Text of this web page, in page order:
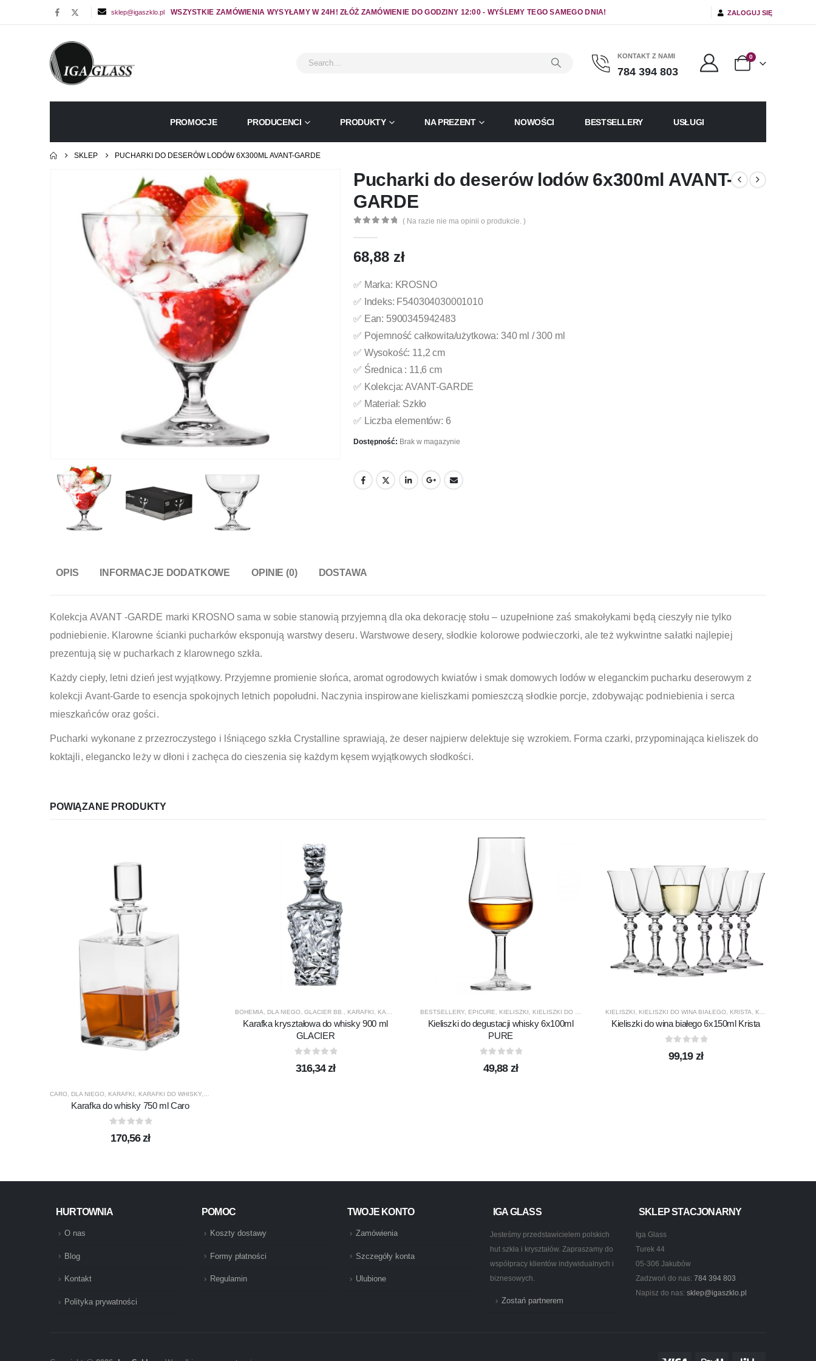
sklep@igaszklo.pl WSZYSTKIE ZAMÓWIENIA WYSYŁAMY W 24H! ZŁÓŻ ZAMÓWIENIE DO GODZINY 12:00 - WYŚLEMY TEGO SAMEGO DNIA! ZALOGUJ SIĘ
KONTAKT Z NAMI
784 394 803
0
PROMOCJE PRODUCENCI PRODUKTY NA PREZENT NOWOŚCI BESTSELLERY USŁUGI
SKLEP PUCHARKI DO DESERÓW LODÓW 6X300ML AVANT-GARDE
Pucharki do deserów lodów 6x300ml AVANT-
GARDE
( Na razie nie ma opinii o produkcie. )
68,88 zł
✅ Marka: KROSNO
✅ Indeks: F540304030001010
✅ Ean: 5900345942483
✅ Pojemność całkowita/użytkowa: 340 ml / 300 ml
✅ Wysokość: 11,2 cm
✅ Średnica : 11,6 cm
✅ Kolekcja: AVANT-GARDE
✅ Materiał: Szkło
✅ Liczba elementów: 6
Dostępność: Brak w magazynie
OPIS INFORMACJE DODATKOWE OPINIE (0) DOSTAWA
Kolekcja AVANT -GARDE marki KROSNO sama w sobie stanowią przyjemną dla oka dekorację stołu – uzupełnione zaś smakołykami będą cieszyły nie tylko
podniebienie. Klarowne ścianki pucharków eksponują warstwy deseru. Warstwowe desery, słodkie kolorowe podwieczorki, ale też wykwintne sałatki najlepiej
prezentują się w pucharkach z klarownego szkła.
Każdy ciepły, letni dzień jest wyjątkowy. Przyjemne promienie słońca, aromat ogrodowych kwiatów i smak domowych lodów w eleganckim pucharku deserowym z
kolekcji Avant-Garde to esencja spokojnych letnich popołudni. Naczynia inspirowane kieliszkami pomieszczą słodkie porcje, zdobywając podniebienia i serca
mieszkańców oraz gości.
Pucharki wykonane z przezroczystego i lśniącego szkła Crystalline sprawiają, że deser najpierw delektuje się wzrokiem. Forma czarki, przypominająca kieliszek do
koktajli, elegancko leży w dłoni i zachęca do cieszenia się każdym kęsem wyjątkowych słodkości.
POWIĄZANE PRODUKTY
CARO, DLA NIEGO, KARAFKI , KARAFKI DO WHISKY, KROSNO GLASS
Karafka do whisky 750 ml Caro
170,56zł
BOHEMIA, DLA NIEGO, GLACIER BB., KARAFKI, KARAFKI DO WHISKY ,PREZENTY,PRODUCENCI,PRODUKTY
Karafka kryształowa do whisky 900 ml
GLACIER
316,34zł
BESTSELLERY, EPICURE, KIELISZKI, KIELISZKI DO WHISKY KROSNO GLASS,PRODUCENCI,PRODUKTY,PURE
Kieliszki do degustacji whisky 6x100ml
PURE
49,88 zł
KIELISZKI, KIELISZKI DO WINA BIAŁEGO, KRISTA, KROSNO GLASS
Kieliszki do wina białego 6x150ml Krista
99,19 zł
HURTOWNIA
O nas
Blog
Kontakt
Polityka prywatności
POMOC
Koszty dostawy
Formy płatności
Regulamin
TWOJE KONTO
Zamówienia
Szczegóły konta
Ulubione
IGA GLASS
Jesteśmy przedstawicielem polskich
hut szkła i kryształów. Zapraszamy do
współpracy klientów indywidualnych i
biznesowych.
Zostań partnerem
SKLEP STACJONARNY
Iga Glass
Turek 44
05-306 Jakubów
Zadzwoń do nas: 784 394 803
Napisz do nas: sklep@igaszklo.pl